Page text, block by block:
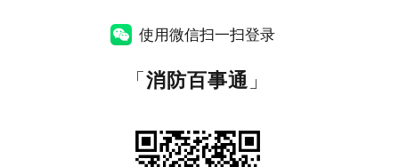
使用微信扫一扫登录
「消防百事通 」